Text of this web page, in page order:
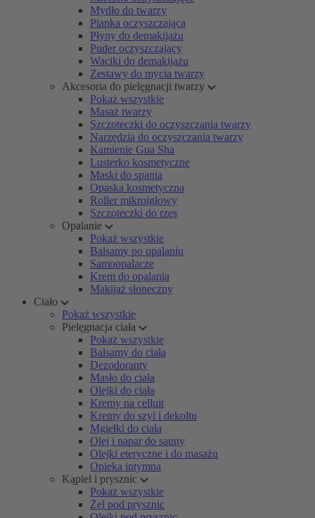
Mydło do twarzy
Pianka oczyszczająca
Płyny do demakijażu
Puder oczyszczający
Waciki do demakijażu
Zestawy do mycia twarzy
Akcesoria do pielęgnacji twarzy
Pokaż wszystkie
Masaż twarzy
Szczoteczki do oczyszczania twarzy
Narzędzia do oczyszczania twarzy
Kamienie Gua Sha
Lusterko kosmetyczne
Maski do spania
Opaska kosmetyczna
Roller mikroigłowy
Szczoteczki do rzęs
Opalanie
Pokaż wszystkie
Balsamy po opalaniu
Samoopalacze
Krem do opalania
Makijaż słoneczny
Ciało
Pokaż wszystkie
Pielęgnacja ciała
Pokaż wszystkie
Balsamy do ciała
Dezodoranty
Masło do ciała
Olejki do ciała
Kremy na celluit
Kremy do szyi i dekoltu
Mgiełki do ciała
Olej i napar do sauny
Olejki eteryczne i do masażu
Opieka intymna
Kąpiel i prysznic
Pokaż wszystkie
Żel pod prysznic